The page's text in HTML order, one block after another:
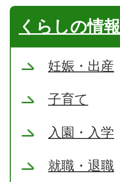
くらしの情報
妊娠・出産
子育て
入園・入学
就職・退職